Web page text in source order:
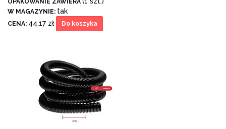
W MAGAZYNIE: tak
CENA: 44.17 zł Do koszyka